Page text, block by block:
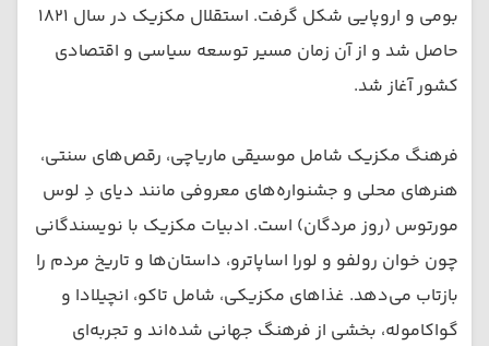
بومی و اروپایی شکل گرفت. استقلال مکزیک در سال ۱۸۲۱
حاصل شد و از آن زمان مسیر توسعه سیاسی و اقتصادی
کشور آغاز شد.
فرهنگ مکزیک شامل موسیقی ماریاچی، رقص‌های سنتی،
هنرهای محلی و جشنواره‌های معروفی مانند دیای دِ لوس
مورتوس (روز مردگان) است. ادبیات مکزیک با نویسندگانی
چون خوان رولفو و لورا اساپاترو، داستان‌ها و تاریخ مردم را
بازتاب می‌دهد. غذاهای مکزیکی، شامل تاکو، انچیلادا و
گواکاموله، بخشی از فرهنگ جهانی شده‌اند و تجربه‌ای